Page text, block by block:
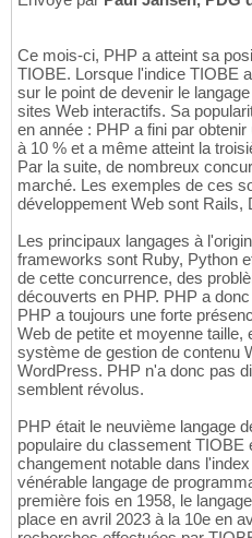
Ce mois-ci, PHP a atteint sa
TIOBE. Lorsque l'indice TIOBE
sur le point de devenir le
sites Web interactifs. Sa
en année : PHP a fini par
à 10 % et a même atteint la
Par la suite, de nombreux
marché. Les exemples de ces
développement Web sont Rails,
Les principaux langages à
frameworks sont Ruby, Python
de cette concurrence, des
découverts en PHP. PHP a
PHP a toujours une forte
Web de petite et moyenne taille,
système de gestion de contenu
WordPress. PHP n'a donc pas
semblent révolus.
PHP était le neuvième langage
populaire du classement TIOBE
changement notable dans
vénérable langage de
première fois en 1958, le
place en avril 2023 à la 10e en